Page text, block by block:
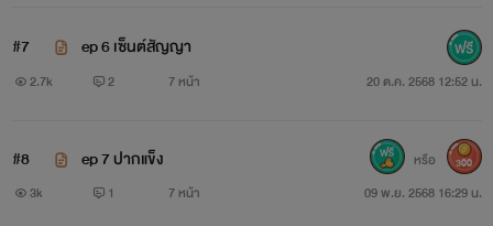
#7 ep 6 เซ็นต์สัญญา
2.7k 2 7 หน้า 20 ต.ค. 2568 12:52 น.
#8 ep 7 ปากแข็ง
3k 1 7 หน้า 09 พ.ย. 2568 16:29 น.
หรือ 300